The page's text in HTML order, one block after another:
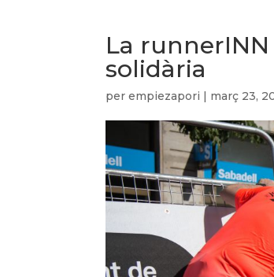
La
solidària
perempiezapori | març 23,